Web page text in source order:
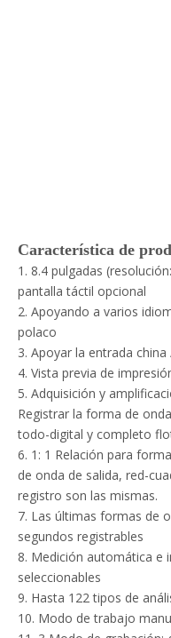
Característica de
1. 8.4 pulgadas
pantalla táctil opcional
2. Apoyando a varios
polaco
3. Apoyar la entrada
4. Vista previa de
5. Adquisición y
Registrar la forma de
todo-digital y completo
6. 1: 1 Relación para
de onda de salida, red-
registro son las mismas.
7. Las últimas formas de
segundos registrables
8. Medición automática e
seleccionables
9. Hasta 122 tipos de
10. Modo de trabajo